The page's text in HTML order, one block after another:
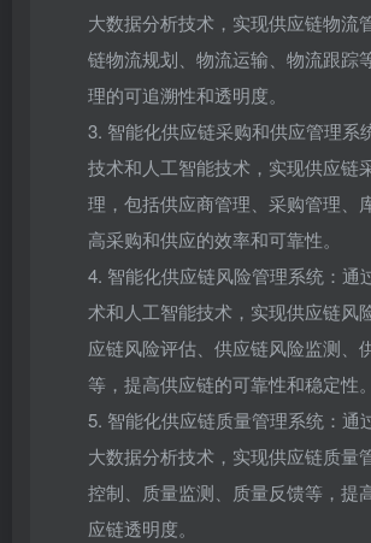
大数据分析技术，实现供应链物流
链物流规划、物流运输、物流跟踪
理的可追溯性和透明度。
3. 智能化供应链采购和供应管理系
技术和人工智能技术，实现供应链
理，包括供应商管理、采购管理、
高采购和供应的效率和可靠性。
4. 智能化供应链风险管理系统：通
术和人工智能技术，实现供应链风
应链风险评估、供应链风险监测、
等，提高供应链的可靠性和稳定性。
5. 智能化供应链质量管理系统：通
大数据分析技术，实现供应链质量
控制、质量监测、质量反馈等，提
应链透明度。